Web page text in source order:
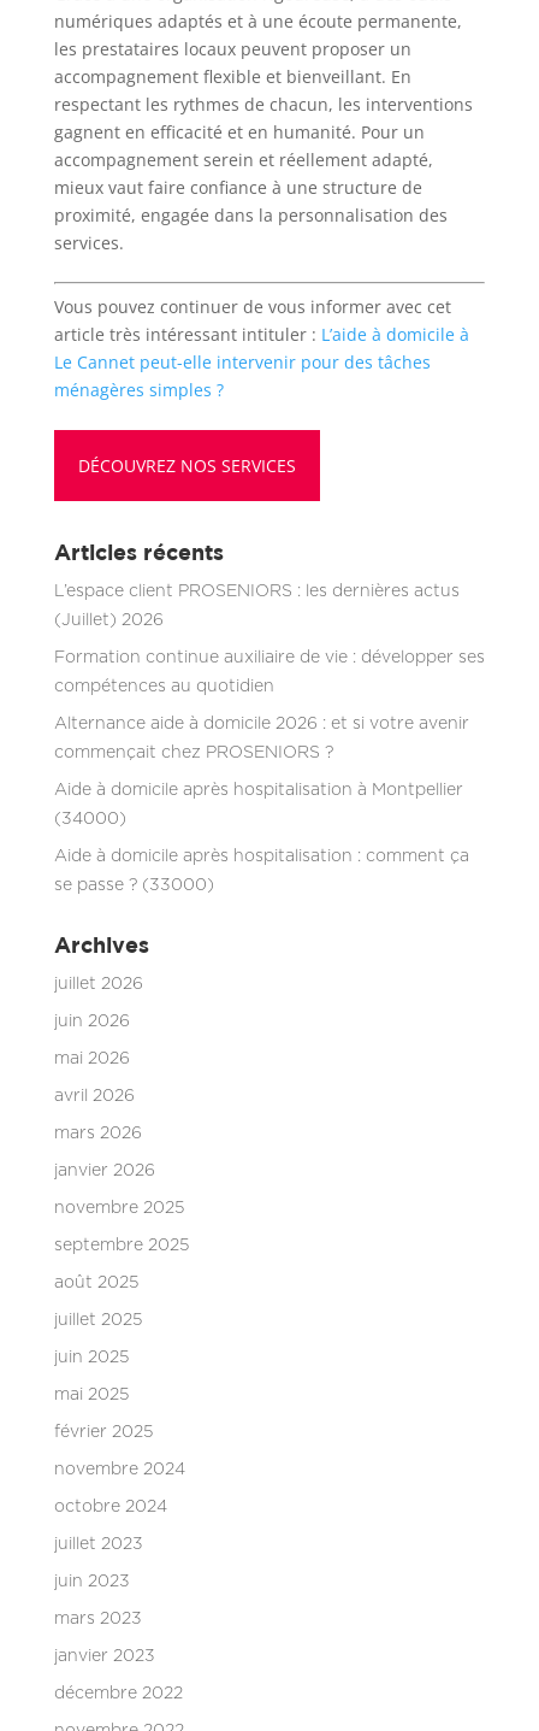
numériques adaptés et à une écoute permanente,
les prestataires locaux peuvent proposer un
accompagnement flexible et bienveillant. En
respectant les rythmes de chacun, les interventions
gagnent en efficacité et en humanité. Pour un
accompagnement serein et réellement adapté,
mieux vaut faire confiance à une structure de
proximité, engagée dans la personnalisation des
services.
Vous pouvez continuer de vous informer avec cet
article très intéressant intituler : L’aide à domicile à
Le Cannet peut-elle intervenir pour des tâches
ménagères simples ?
DÉCOUVREZ NOS SERVICES
Articles récents
L’espace client PROSENIORS : les dernières actus
(Juillet) 2026
Formation continue auxiliaire de vie : développer ses
compétences au quotidien
Alternance aide à domicile 2026 : et si votre avenir
commençait chez PROSENIORS ?
Aide à domicile après hospitalisation à Montpellier
(34000)
Aide à domicile après hospitalisation : comment ça
se passe ? (33000)
Archives
juillet 2026
juin 2026
mai 2026
avril 2026
mars 2026
janvier 2026
novembre 2025
septembre 2025
août 2025
juillet 2025
juin 2025
mai 2025
février 2025
novembre 2024
octobre 2024
juillet 2023
juin 2023
mars 2023
janvier 2023
décembre 2022